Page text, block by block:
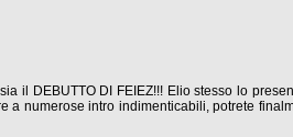
il DEBUTTO DI FEIEZ!!! Elio stesso lo
a numerose intro indimenticabili, potrete